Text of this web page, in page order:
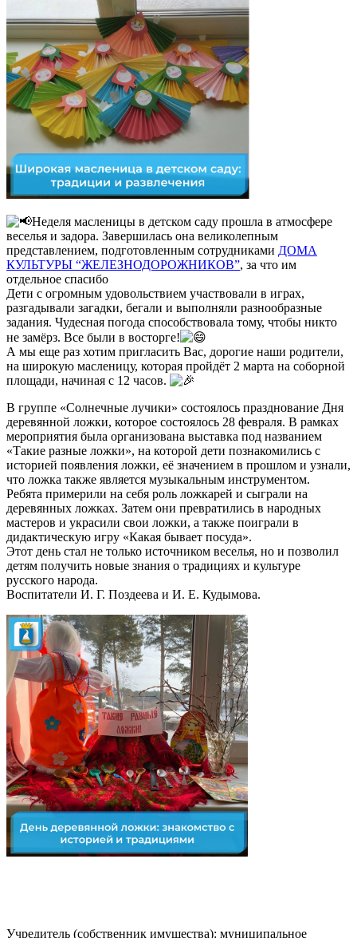
Неделя масленицы в детском саду прошла в атмосфере
веселья и задора. Завершилась она великолепным
представлением, подготовленным сотрудниками ДОМА
КУЛЬТУРЫ “ЖЕЛЕЗНОДОРОЖНИКОВ”, за что им
отдельное спасибо
Дети с огромным удовольствием участвовали в играх,
разгадывали загадки, бегали и выполняли разнообразные
задания. Чудесная погода способствовала тому, чтобы никто
не замёрз. Все были в восторге!
А мы еще раз хотим пригласить Вас, дорогие наши родители,
на широкую масленицу, которая пройдёт 2 марта на соборной
площади, начиная с 12 часов.
В группе «Солнечные лучики» состоялось празднование Дня
деревянной ложки, которое состоялось 28 февраля. В рамках
мероприятия была организована выставка под названием
«Такие разные ложки», на которой дети познакомились с
историей появления ложки, её значением в прошлом и узнали,
что ложка также является музыкальным инструментом.
Ребята примерили на себя роль ложкарей и сыграли на
деревянных ложках. Затем они превратились в народных
мастеров и украсили свои ложки, а также поиграли в
дидактическую игру «Какая бывает посуда».
Этот день стал не только источником веселья, но и позволил
детям получить новые знания о традициях и культуре
русского народа.
Воспитатели И. Г. Поздеева и И. Е. Кудымова.
Учредитель (собственник имущества): муниципальное